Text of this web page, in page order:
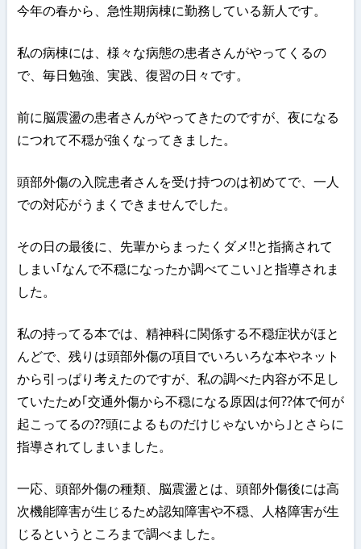
今年の春から、急性期病棟に勤務している新人です。
私の病棟には、様々な病態の患者さんがやってくるの
で、毎日勉強、実践、復習の日々です。
前に脳震盪の患者さんがやってきたのですが、夜になる
につれて不穏が強くなってきました。
頭部外傷の入院患者さんを受け持つのは初めてで、一人
での対応がうまくできませんでした。
その日の最後に、先輩からまったくダメ!!と指摘されて
しまい｢なんで不穏になったか調べてこい｣と指導されま
した。
私の持ってる本では、精神科に関係する不穏症状がほと
んどで、残りは頭部外傷の項目でいろいろな本やネット
から引っぱり考えたのですが、私の調べた内容が不足し
ていたため｢交通外傷から不穏になる原因は何??体で何が
起こってるの??頭によるものだけじゃないから｣とさらに
指導されてしまいました。
一応、頭部外傷の種類、脳震盪とは、頭部外傷後には高
次機能障害が生じるため認知障害や不穏、人格障害が生
じるというところまで調べました。